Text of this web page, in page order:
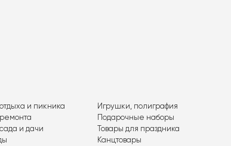
и пикника
ремонта
и дачи
Игрушки, полиграфия
Подарочные наборы
Товары для праздника
Канцтовары